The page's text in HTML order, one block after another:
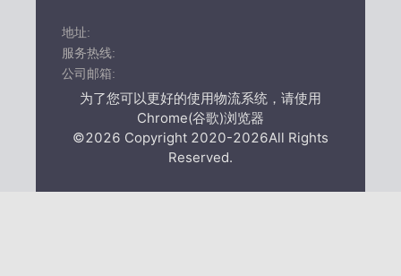
地址:
服务热线:
公司邮箱:
为了您可以更好的使用物流系统，请使用
Chrome(谷歌)浏览器
©2026 Copyright 2020-2026All Rights
Reserved.